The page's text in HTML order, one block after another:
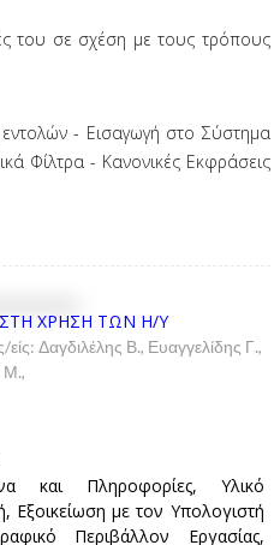
του σε σχέση με τους τρόπους
- Εισαγωγή στο Σύστημα
Φίλτρα - Κανονικές Εκφράσεις
ΧΡΗΣΗ ΤΩΝ Η/Υ
Δαγδιλέλης Β., Ευαγγελίδης Γ.,
Μ.,
και Πληροφορίες, Υλικό
Εξοικείωση με τον Υπολογιστή
Περιβάλλον Εργασίας,